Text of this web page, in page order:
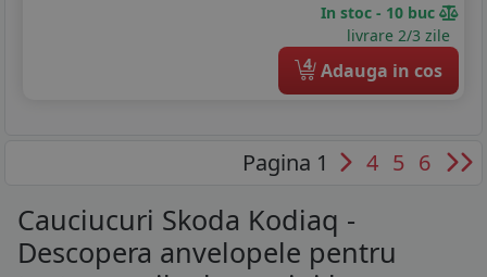
In stoc - 10 buc
livrare 2/3 zile
4 Adauga in cos
Pagina 1 4 5 6
Cauciucuri Skoda Kodiaq -
Descopera anvelopele pentru